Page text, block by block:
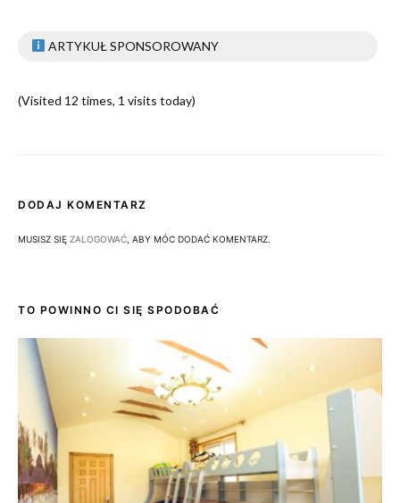
ARTYKUŁ SPONSOROWANY
(Visited 12 times, 1 visits today)
DODAJ KOMENTARZ
MUSISZ SIĘ ZALOGOWAĆ , ABY MÓC DODAĆ KOMENTARZ.
TO POWINNO CI SIĘ SPODOBAĆ